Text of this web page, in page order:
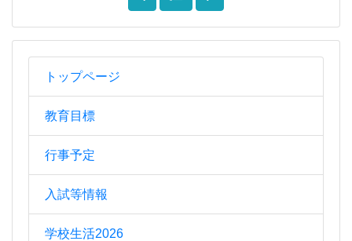
トップページ
教育目標
行事予定
入試等情報
学校生活2026